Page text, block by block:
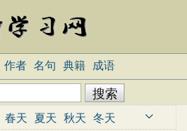
作者 名句 典籍 成语
春天 夏天 秋天
冬天